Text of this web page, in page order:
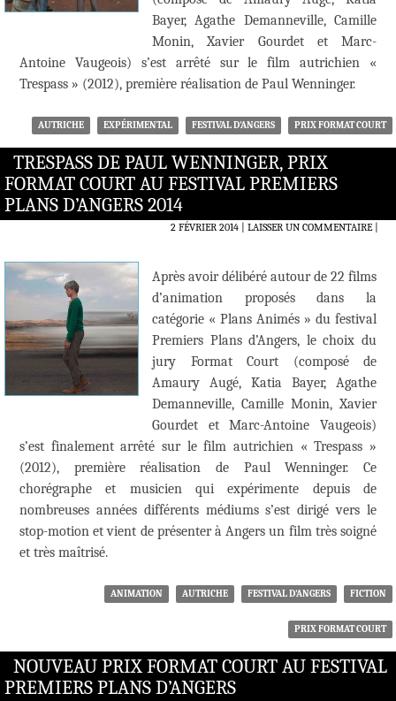
Bayer, Agathe Demanneville, Camille
Monin, Xavier Gourdet et Marc-
Antoine Vaugeois) s’est arrêté sur le film autrichien «
Trespass » (2012), première réalisation de Paul Wenninger.
AUTRICHE EXPÉRIMENTAL FESTIVAL D'ANGERS PRIX FORMAT COURT
TRESPASS DE PAUL WENNINGER, PRIX
FORMAT COURT AU FESTIVAL PREMIERS
PLANS D’ANGERS 2014
2 FÉVRIER 2014 LAISSER UN COMMENTAIRE|
Après avoir délibéré autour de 22 films
d’animation proposés dans la
catégorie « Plans Animés » du festival
Premiers Plans d’Angers, le choix du
jury Format Court (composé de
Amaury Augé, Katia Bayer, Agathe
Demanneville, Camille Monin, Xavier
Gourdet et Marc-Antoine Vaugeois)
s’est finalement arrêté sur le film autrichien « Trespass »
(2012), première réalisation de Paul Wenninger. Ce
chorégraphe et musicien qui expérimente depuis de
nombreuses années différents médiums s’est dirigé vers le
stop-motion et vient de présenter à Angers un film très soigné
et très maîtrisé.
ANIMATION AUTRICHE FESTIVAL D'ANGERS FICTION
PRIX FORMAT COURT
NOUVEAU PRIX FORMAT COURT AU FESTIVAL
PREMIERS PLANS D’ANGERS